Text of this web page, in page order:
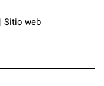
Sitio web